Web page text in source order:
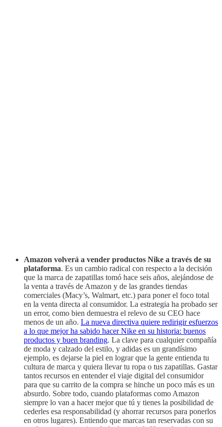
Amazon volverá a vender productos Nike a través de su
plataforma. Es un cambio radical con respecto a la decisión
que la marca de zapatillas tomó hace seis años, alejándose de
la venta a través de Amazon y de las grandes tiendas
comerciales (Macy’s, Walmart, etc.) para poner el foco total
en la venta directa al consumidor. La estrategia ha probado ser
un error, como bien demuestra el relevo de su CEO hace
menos de un año. La nueva directiva quiere redirigir esfuerzos
a lo que mejor ha sabido hacer Nike en su historia: buenos
productos y buen branding. La clave para cualquier compañía
de moda y calzado del estilo, y adidas es un grandísimo
ejemplo, es dejarse la piel en lograr que la gente entienda tu
cultura de marca y quiera llevar tu ropa o tus zapatillas. Gastar
tantos recursos en entender el viaje digital del consumidor
para que su carrito de la compra se hinche un poco más es un
absurdo. Sobre todo, cuando plataformas como Amazon
siempre lo van a hacer mejor que tú y tienes la posibilidad de
cederles esa responsabilidad (y ahorrar recursos para ponerlos
en otros lugares). Entiendo que marcas tan reservadas con su